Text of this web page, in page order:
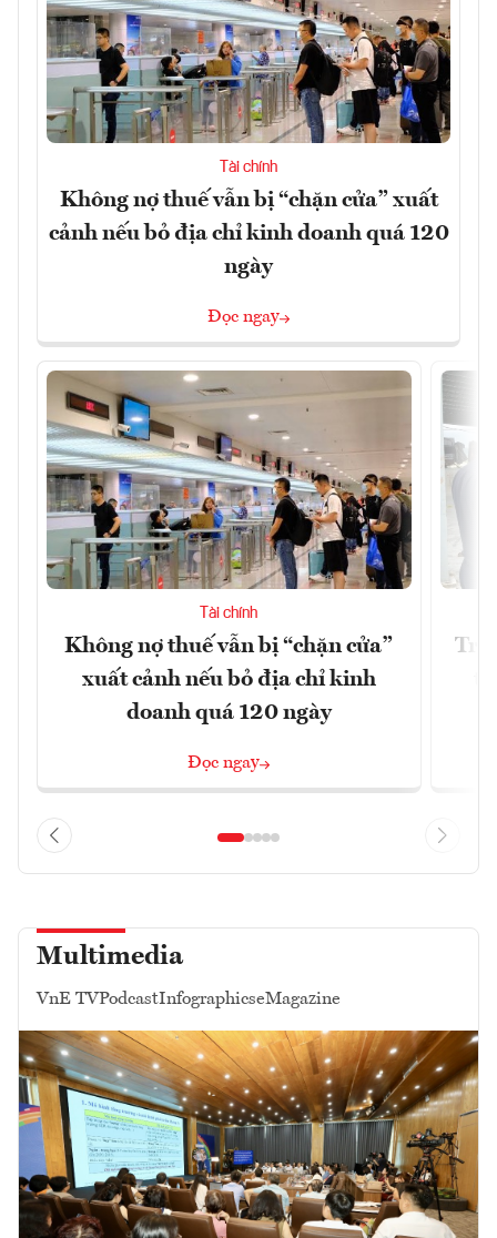
Tài chính
Không nợ thuế vẫn bị “chặn cửa” xuất
cảnh nếu bỏ địa chỉ kinh doanh quá 120
ngày
Đọc ngay
Tài chính
Không nợ thuế vẫn bị “chặn cửa”
xuất cảnh nếu bỏ địa chỉ kinh
doanh quá 120 ngày
Đọc ngay
Multimedia
VnE TVPodcastInfographicseMagazine